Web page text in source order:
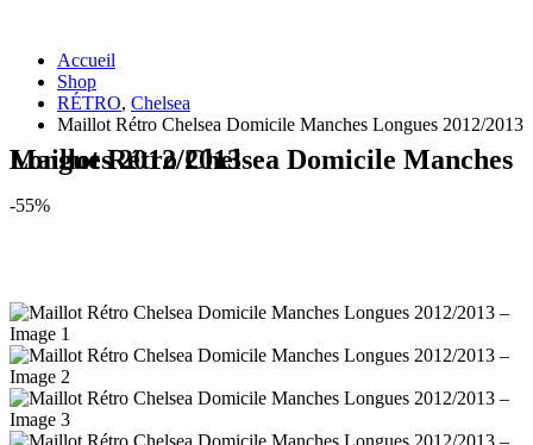
Accueil
Shop
RÉTRO, Chelsea
Maillot Rétro Chelsea Domicile Manches Longues 2012/2013
Maillot Rétro Chelsea Domicile Manches Longues 2012/2013
-55%